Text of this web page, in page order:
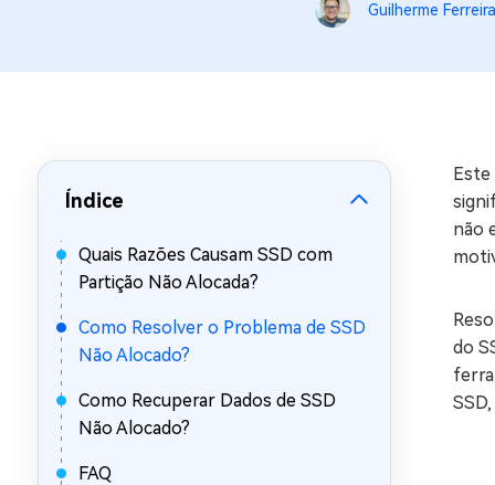
Recuperar Dados de WhatsApp no
Guilherme Ferreira
Índice
Quais Razões Causam SSD com
Partição Não Alocada?
Como Resolver o Problema de SSD
Não Alocado?
Como Recuperar Dados de SSD
Não Alocado?
FAQ
Este
não
do